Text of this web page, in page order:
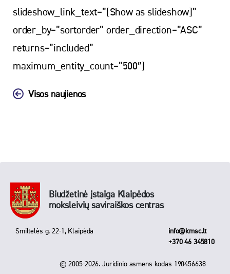
slideshow_link_text=”[Show as slideshow]”
order_by=”sortorder” order_direction=”ASC”
returns=”included”
maximum_entity_count=”500″]
Visos naujienos
Biudžetinė įstaiga Klaipėdos
moksleivių saviraiškos centras
Smiltelės g. 22-1, Klaipėda
info@kmsc.lt
+370 46 345810
© 2005-2026. Juridinio asmens kodas 190456638